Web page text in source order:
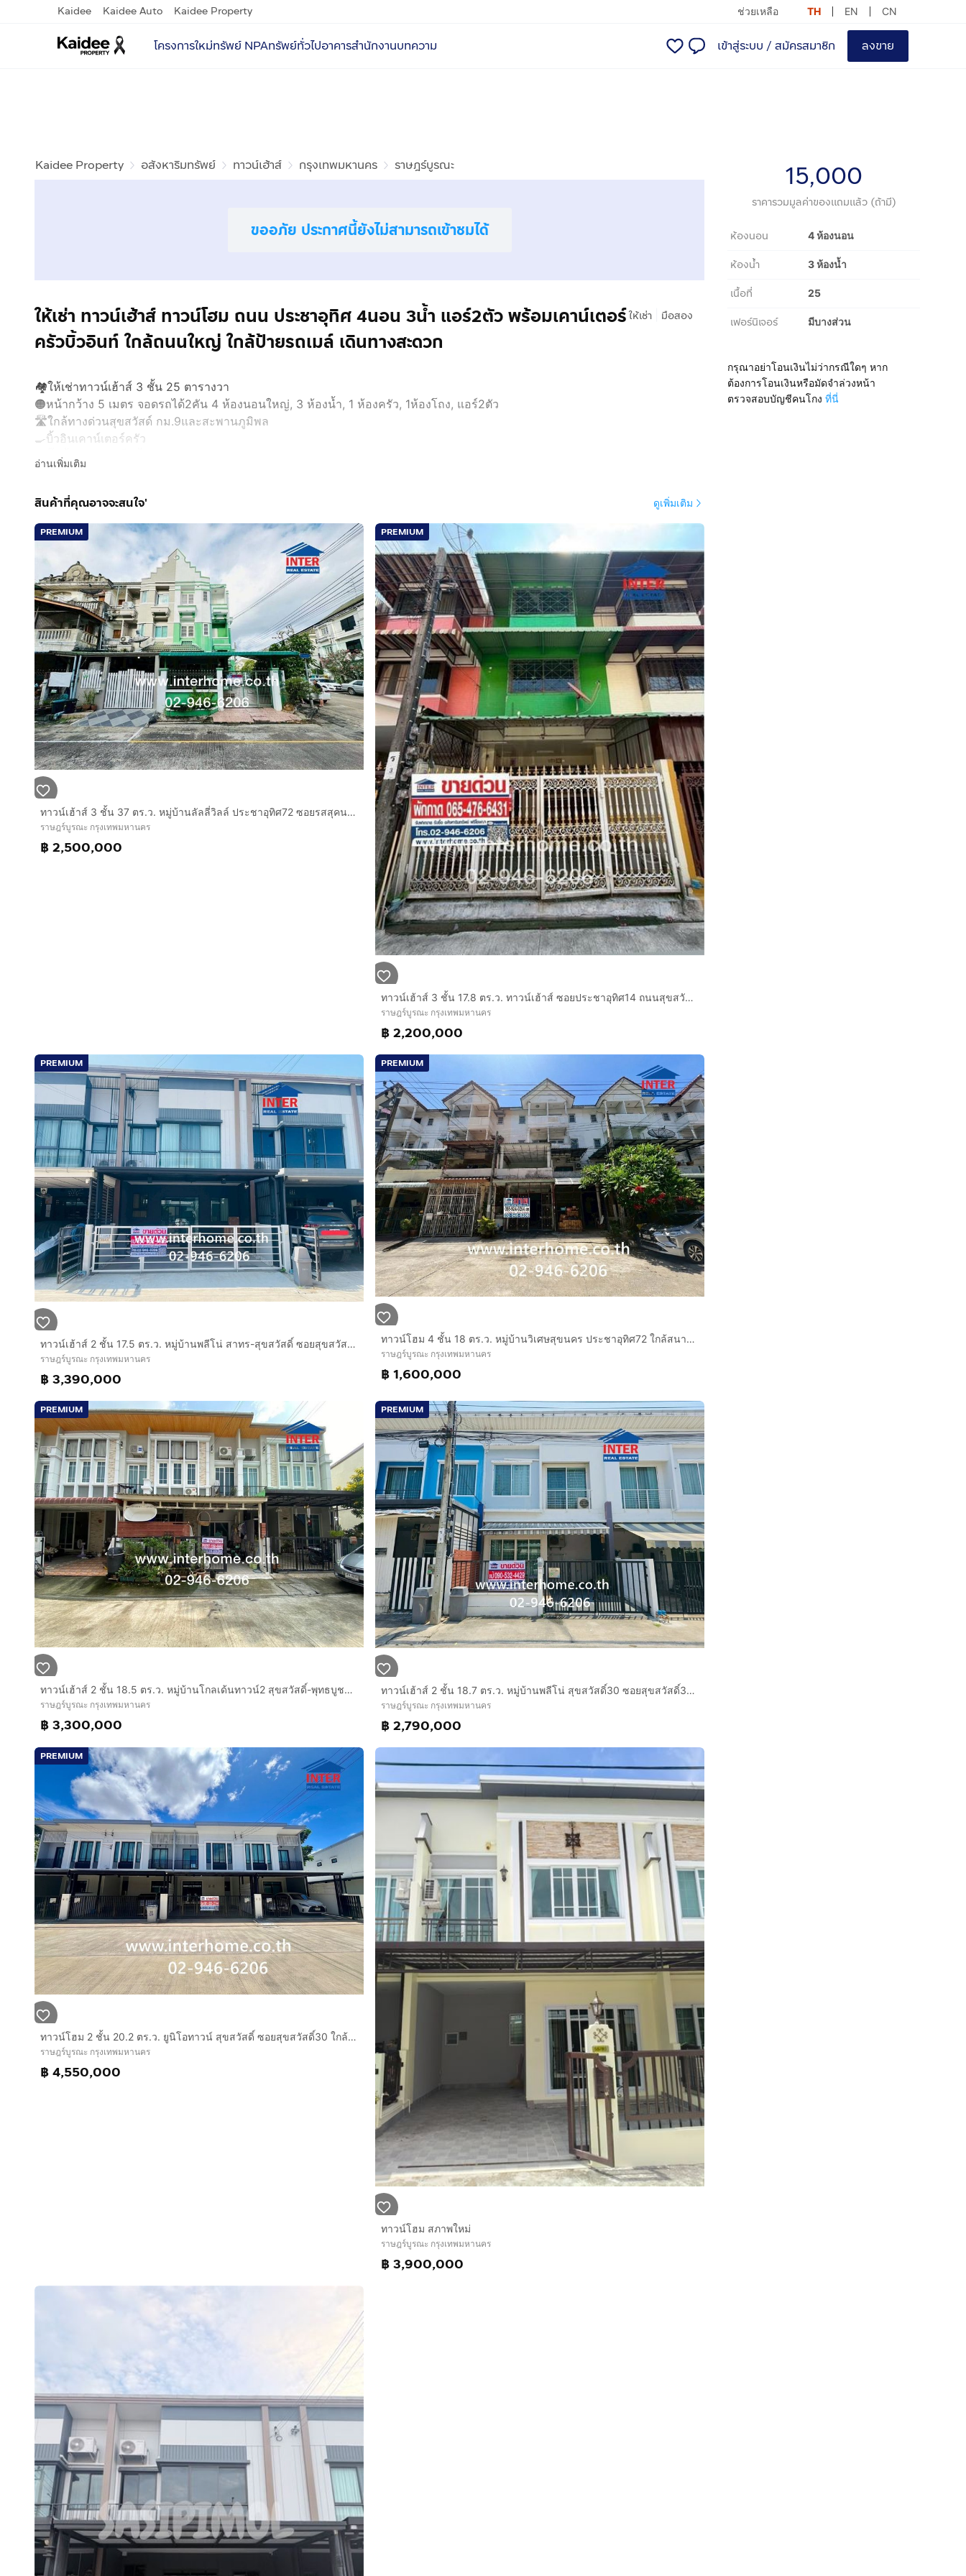
Kaidee Kaidee Auto Kaidee Property ช่วยเหลือ TH EN CN
โครงการใหม่ทรัพย์ NPAทรัพย์ทั่วไปอาคารสำนักงานบทความ เข้าสู่ระบบ / สมัครสมาชิก ลงขาย
Kaidee Property อสังหาริมทรัพย์ ทาวน์เฮ้าส์ กรุงเทพมหานคร ราษฎร์บูรณะ
ขออภัย ประกาศนี้ยังไม่สามารถเข้าชมได้
ให้เช่า มือสอง
ให้เช่า ทาวน์เฮ้าส์ ทาวน์โฮม ถนน ประชาอุทิศ 4นอน 3น้ำ แอร์2ตัว พร้อมเคาน์เตอร์
ครัวบิ้วอินท์ ใกล้ถนนใหญ่ ใกล้ป้ายรถเมล์ เดินทางสะดวก
🏘️ให้เช่าทาวน์เฮ้าส์ 3 ชั้น 25 ตารางวา
🟠หน้ากว้าง 5 เมตร จอดรถได้2คัน 4 ห้องนอนใหญ่, 3 ห้องน้ำ, 1 ห้องครัว, 1ห้องโถง, แอร์2ตัว
🛣️ใกล้ทางด่วนสุขสวัสด์ กม.9และสะพานภูมิพล
🍳บิ้วอินเคาน์เตอร์ครัว
💦ปั๊มน้ำ และ ถังเก็บน้ำ
💰ค่าเช่า 15,000บาท/เดือน💸
💵วางมัดจำ 2 เดือนและจ่ายล่วงหน้า 1 เดือน
📲ติดต่อ คุณเมย์ (เจ้าของบ้าน)
Lineกดเพื่อดู Line: xxxxx
โทรกดเพื่อดูเบอร์โทร xxxxxx501
อ่านเพิ่มเติม
15,000
ราคารวมมูลค่าของแถมแล้ว (ถ้ามี)
ห้องนอน 4 ห้องนอน
ห้องน้ำ 3 ห้องน้ำ
เนื้อที่ 25
เฟอร์นิเจอร์ มีบางส่วน
กรุณาอย่าโอนเงินไม่ว่ากรณีใดๆ หาก
ต้องการโอนเงินหรือมัดจำล่วงหน้า
ตรวจสอบบัญชีคนโกง ที่นี่
สินค้าที่คุณอาจจะสนใจ' ดูเพิ่มเติม
PREMIUM
ทาวน์เฮ้าส์ 3 ชั้น 37 ตร.ว. หมู่บ้านลัลลี่วิลล์ ประชาอุทิศ72 ซอยรสสุคนธ์2 ถนนประชาอุทิศ ซอยประชาอุทิศ72 เขตราษฎร์บูรณะ กรุงเทพมหานคร
ราษฎร์บูรณะ กรุงเทพมหานคร
฿ 2,500,000
PREMIUM
ทาวน์เฮ้าส์ 3 ชั้น 17.8 ตร.ว. ทาวน์เฮ้าส์ ซอยประชาอุทิศ14 ถนนสุขสวัสดิ์ ถนนประชาอุทิศ เขตราษฎร์บูรณะ กรุงเทพมหานคร
ราษฎร์บูรณะ กรุงเทพมหานคร
฿ 2,200,000
PREMIUM
ทาวน์เฮ้าส์ 2 ชั้น 17.5 ตร.ว. หมู่บ้านพลีโน่ สาทร-สุขสวัสดิ์ ซอยสุขสวัสดิ์26 ถนนสุขสวัสดิ์ เขตราษฎร์บูรณะ กรุงเทพมหานคร
ราษฎร์บูรณะ กรุงเทพมหานคร
฿ 3,390,000
PREMIUM
ทาวน์โฮม 4 ชั้น 18 ตร.ว. หมู่บ้านวิเศษสุขนคร ประชาอุทิศ72 ใกล้สนามแบดประชาอุทิศ72 ซอยประชาอุทิศ72 ถนนประชาอุทิศ เขตราษฎร์บูรณะ กรุงเทพมหานคร
ราษฎร์บูรณะ กรุงเทพมหานคร
฿ 1,600,000
PREMIUM
ทาวน์เฮ้าส์ 2 ชั้น 18.5 ตร.ว. หมู่บ้านโกลเด้นทาวน์2 สุขสวัสดิ์-พุทธบูชา ซอยสุขสวัสดิ์26 แยก9 ถนนสุขสวัสดิ์-บางปะกอก ถนนพระราม2
ราษฎร์บูรณะ กรุงเทพมหานคร
฿ 3,300,000
PREMIUM
ทาวน์เฮ้าส์ 2 ชั้น 18.7 ตร.ว. หมู่บ้านพลีโน่ สุขสวัสดิ์30 ซอยสุขสวัสดิ์30 แยก7 ถนนสุขสวัสดิ์ เขตราษฎร์บูรณะ กรุงเทพมหานคร
ราษฎร์บูรณะ กรุงเทพมหานคร
฿ 2,790,000
PREMIUM
ทาวน์โฮม 2 ชั้น 20.2 ตร.ว. ยูนิโอทาวน์ สุขสวัสดิ์ ซอยสุขสวัสดิ์30 ใกล้ทางด่วน ถนนสุขสวัสดิ์ ถนนพุทธบูชา เขตราษฎร์บูรณะ กรุงเทพมหานคร
ราษฎร์บูรณะ กรุงเทพมหานคร
฿ 4,550,000
ทาวน์โฮม สภาพใหม่
ราษฎร์บูรณะ กรุงเทพมหานคร
฿ 3,900,000